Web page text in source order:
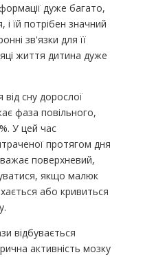
дуже багато,
їй потрібен значний
зв'язки для її
життя дитина дуже
від сну дорослої
фаза повільного,
У цей час
протягом дня
поверхневий,
якщо малюк
або кривиться
відбувається
активність мозку